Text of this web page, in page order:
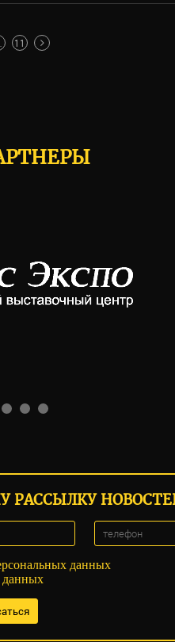
11
РАССЫЛКУ
данных
данных